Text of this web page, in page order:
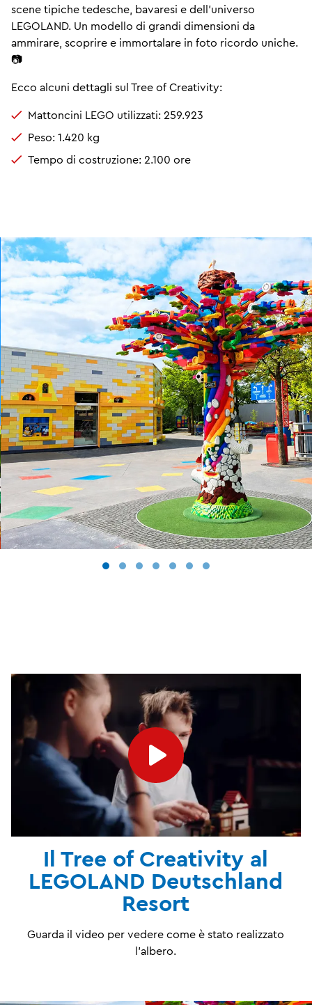
scene tipiche tedesche, bavaresi e dell'universo
LEGOLAND. Un modello di grandi dimensioni da
ammirare, scoprire e immortalare in foto ricordo uniche.
📷
Ecco alcuni dettagli sul Tree of Creativity:
Mattoncini LEGO utilizzati: 259.923
Peso: 1.420 kg
Tempo di costruzione: 2.100 ore
Il Tree of Creativity al
LEGOLAND Deutschland
Resort
Guarda il video per vedere come è stato realizzato
l'albero.